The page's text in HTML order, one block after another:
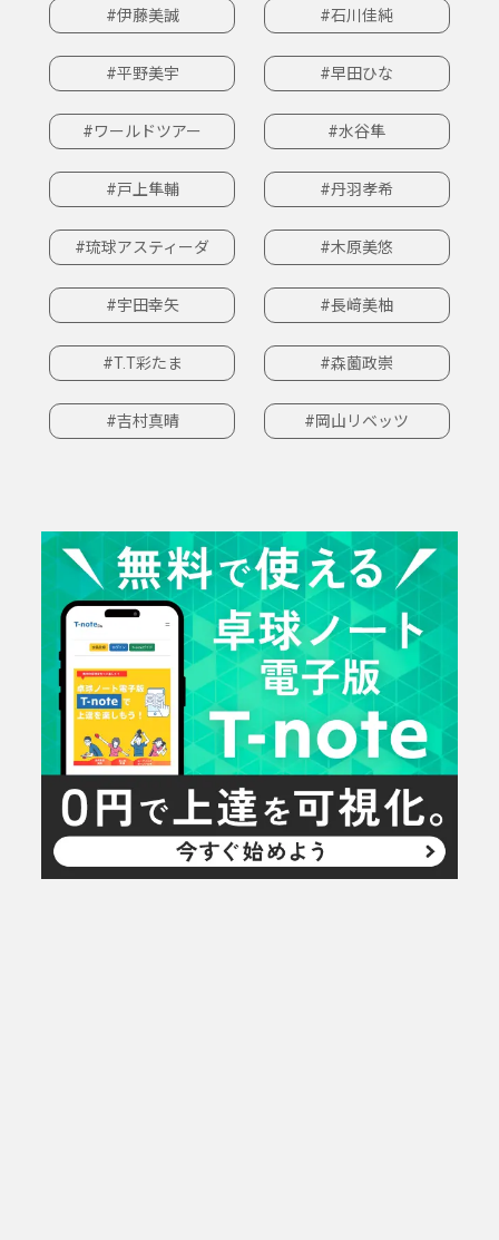
#伊藤美誠 #石川佳純
#平野美宇 #早田ひな
#ワールドツアー #水谷隼
#戸上隼輔 #丹羽孝希
#琉球アスティーダ #木原美悠
#宇田幸矢 #長﨑美柚
#T.T彩たま #森薗政崇
#吉村真晴 #岡山リベッツ